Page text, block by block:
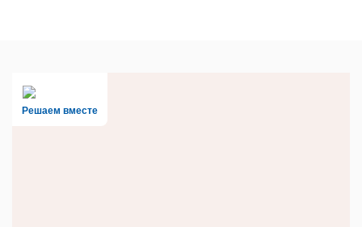
Решаем вместе